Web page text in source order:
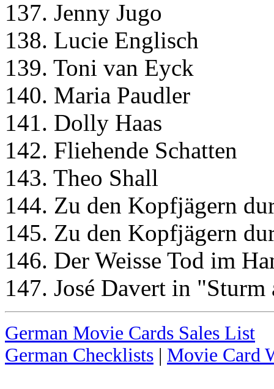
137. Jenny Jugo
138. Lucie Englisch
139. Toni van Eyck
140. Maria Paudler
141. Dolly Haas
142. Fliehende Schatten
143. Theo Shall
144. Zu den Kopfjägern
145. Zu den Kopfjägern
146. Der Weisse Tod im
147. José Davert in
German Movie Cards Sales List
German Checklists | Movie Card